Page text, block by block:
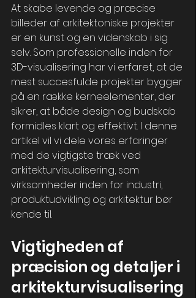
At skabe levende og præcise
billeder af arkitektoniske projekter
er en kunst og en videnskab i sig
selv. Som professionelle inden for
3D-visualisering har vi erfaret, at de
mest succesfulde projekter bygger
på en række kerneelementer, der
sikrer, at både design og budskab
formidles klart og effektivt. I denne
artikel vil vi dele vores erfaringer
med de vigtigste træk ved
arkitekturvisualisering, som
virksomheder inden for industri,
produktudvikling og arkitektur bør
kende til.
Vigtigheden af
præcision og detaljer i
arkitekturvisualisering